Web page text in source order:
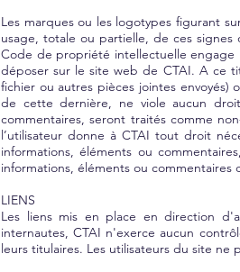
Les marques ou les logotypes figurant
usage, totale ou partielle, de ces signes
Code de propriété intellectuelle engage
déposer sur le site web de CTAI. A ce
fichier ou autres pièces jointes
de cette dernière, ne viole aucun
commentaires, seront traités comme
l’utilisateur donne à CTAI tout droit
informations, éléments ou
informations, éléments ou commentaires
LIENS
Les liens mis en place en direction
internautes, CTAI n'exerce aucun
leurs titulaires. Les utilisateurs du site